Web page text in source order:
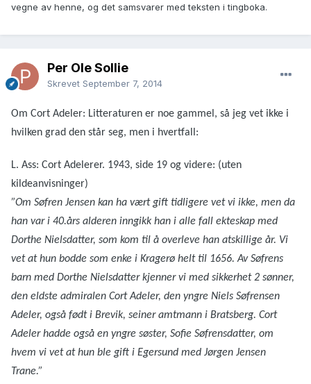
vegne av henne, og det samsvarer med teksten i tingboka.
Per Ole Sollie
Skrevet September 7, 2014
Om Cort Adeler: Litteraturen er noe gammel, så jeg vet ikke i
hvilken grad den står seg, men i hvertfall:
L. Ass: Cort Adelerer. 1943, side 19 og videre: (uten
kildeanvisninger)
”Om Søfren Jensen kan ha vært gift tidligere vet vi ikke, men da
han var i 40.års alderen inngikk han i alle fall ekteskap med
Dorthe Nielsdatter, som kom til å overleve han atskillige år. Vi
vet at hun bodde som enke i Kragerø helt til 1656. Av Søfrens
barn med Dorthe Nielsdatter kjenner vi med sikkerhet 2 sønner,
den eldste admiralen Cort Adeler, den yngre Niels Søfrensen
Adeler, også født i Brevik, seiner amtmann i Bratsberg. Cort
Adeler hadde også en yngre søster, Sofie Søfrensdatter, om
hvem vi vet at hun ble gift i Egersund med Jørgen Jensen
Trane.”